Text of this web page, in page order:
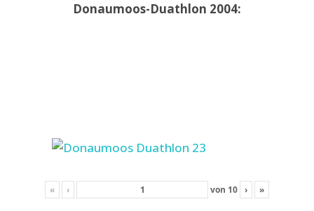
Donaumoos-Duathlon 2004:
« ‹ von 10 › »